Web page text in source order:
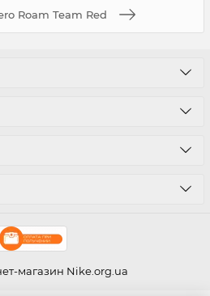
Roam Team Red
магазин Nike.org.ua